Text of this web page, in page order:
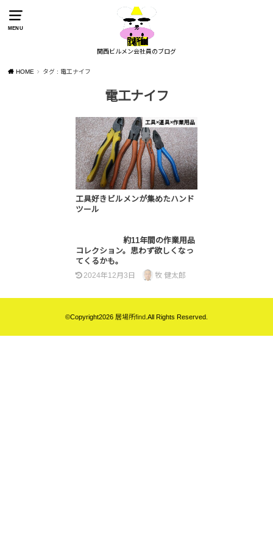
MENU
関西ビルメン会社員のブログ
HOME タグ : 電工ナイフ
電工ナイフ
工具×道具×作業用品
工具好きビルメンが集めたハンド
ツール
約11年間の作業用品
コレクション。思わず欲しくなっ
てくるかも。
2024年12月3日 牧 健太郎
©Copyright2026 居場所find.All Rights Reserved.